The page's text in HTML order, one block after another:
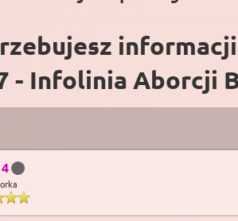
- Infolinia Aborcji